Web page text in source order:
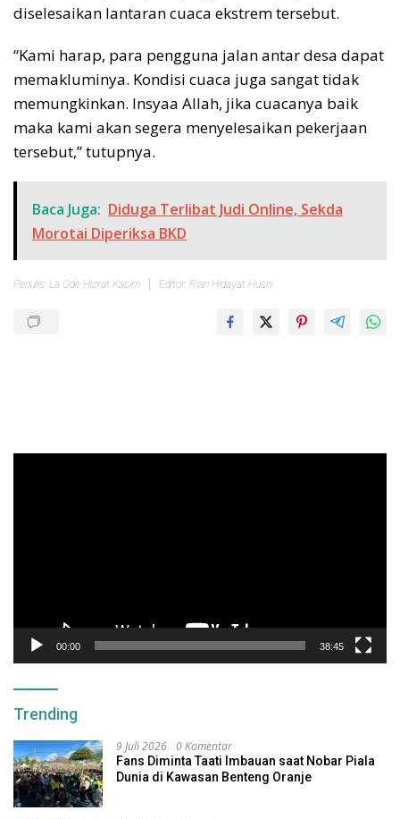
diselesaikan lantaran cuaca ekstrem tersebut.
“Kami harap, para pengguna jalan antar desa dapat
memakluminya. Kondisi cuaca juga sangat tidak
memungkinkan. Insyaa Allah, jika cuacanya baik
maka kami akan segera menyelesaikan pekerjaan
tersebut,” tutupnya.
Baca Juga: Diduga Terlibat Judi Online, Sekda
Morotai Diperiksa BKD
Penulis: La Ode Hizrat Kasim Editor: Rian Hidayat Husni
00:00 38:45
Trending
9 Juli 2026 0 Komentar
Fans Diminta Taati Imbauan saat Nobar Piala
Dunia di Kawasan Benteng Oranje